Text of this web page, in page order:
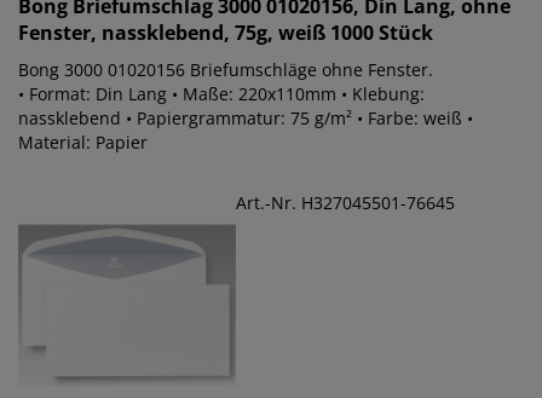
Bong Briefumschlag 3000 01020156, Din Lang, ohne
Fenster, nassklebend, 75g, weiß 1000 Stück
Bong 3000 01020156 Briefumschläge ohne Fenster.
• Format: Din Lang • Maße: 220x110mm • Klebung:
nassklebend • Papiergrammatur: 75 g/m² • Farbe: weiß •
Material: Papier
Art.-Nr. H327045501-76645